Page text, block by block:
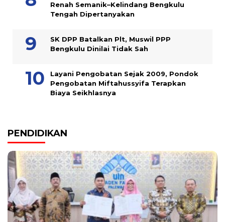
Renah Semanik–Kelindang Bengkulu
Tengah Dipertanyakan
SK DPP Batalkan Plt, Muswil PPP
Bengkulu Dinilai Tidak Sah
Layani Pengobatan Sejak 2009, Pondok
Pengobatan Miftahussyifa Terapkan
Biaya Seikhlasnya
PENDIDIKAN